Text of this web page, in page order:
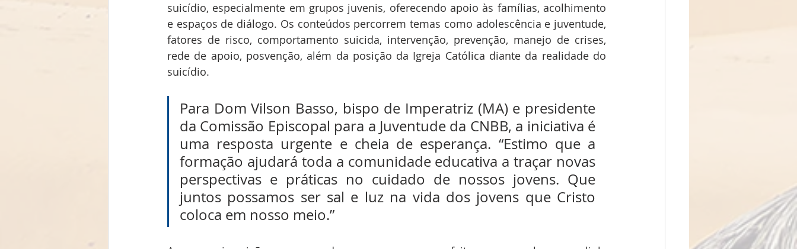
suicídio, especialmente em grupos juvenis, oferecendo apoio às famílias, acolhimento
e espaços de diálogo. Os conteúdos percorrem temas como adolescência e juventude,
fatores de risco, comportamento suicida, intervenção, prevenção, manejo de crises,
rede de apoio, posvenção, além da posição da Igreja Católica diante da realidade do
suicídio.
Para Dom Vilson Basso, bispo de Imperatriz (MA) e presidente
da Comissão Episcopal para a Juventude da CNBB, a iniciativa é
uma resposta urgente e cheia de esperança. “Estimo que a
formação ajudará toda a comunidade educativa a traçar novas
perspectivas e práticas no cuidado de nossos jovens. Que
juntos possamos ser sal e luz na vida dos jovens que Cristo
coloca em nosso meio.”